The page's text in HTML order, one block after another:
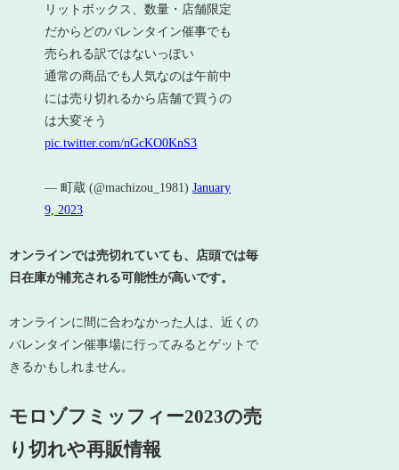
リットボックス、数量・店舗限定
だからどのバレンタイン催事でも
売られる訳ではないっぽい
通常の商品でも人気なのは午前中
には売り切れるから店舗で買うの
は大変そう
pic.twitter.com/nGcKO0KnS3
— 町蔵 (@machizou_1981)January
9, 2023
オンラインでは売切れていても、店頭では毎
日在庫が補充される可能性が高いです。
オンラインに間に合わなかった人は、近くの
バレンタイン催事場に行ってみるとゲットで
きるかもしれません。
モロゾフミッフィー2023の売
り切れや再販情報